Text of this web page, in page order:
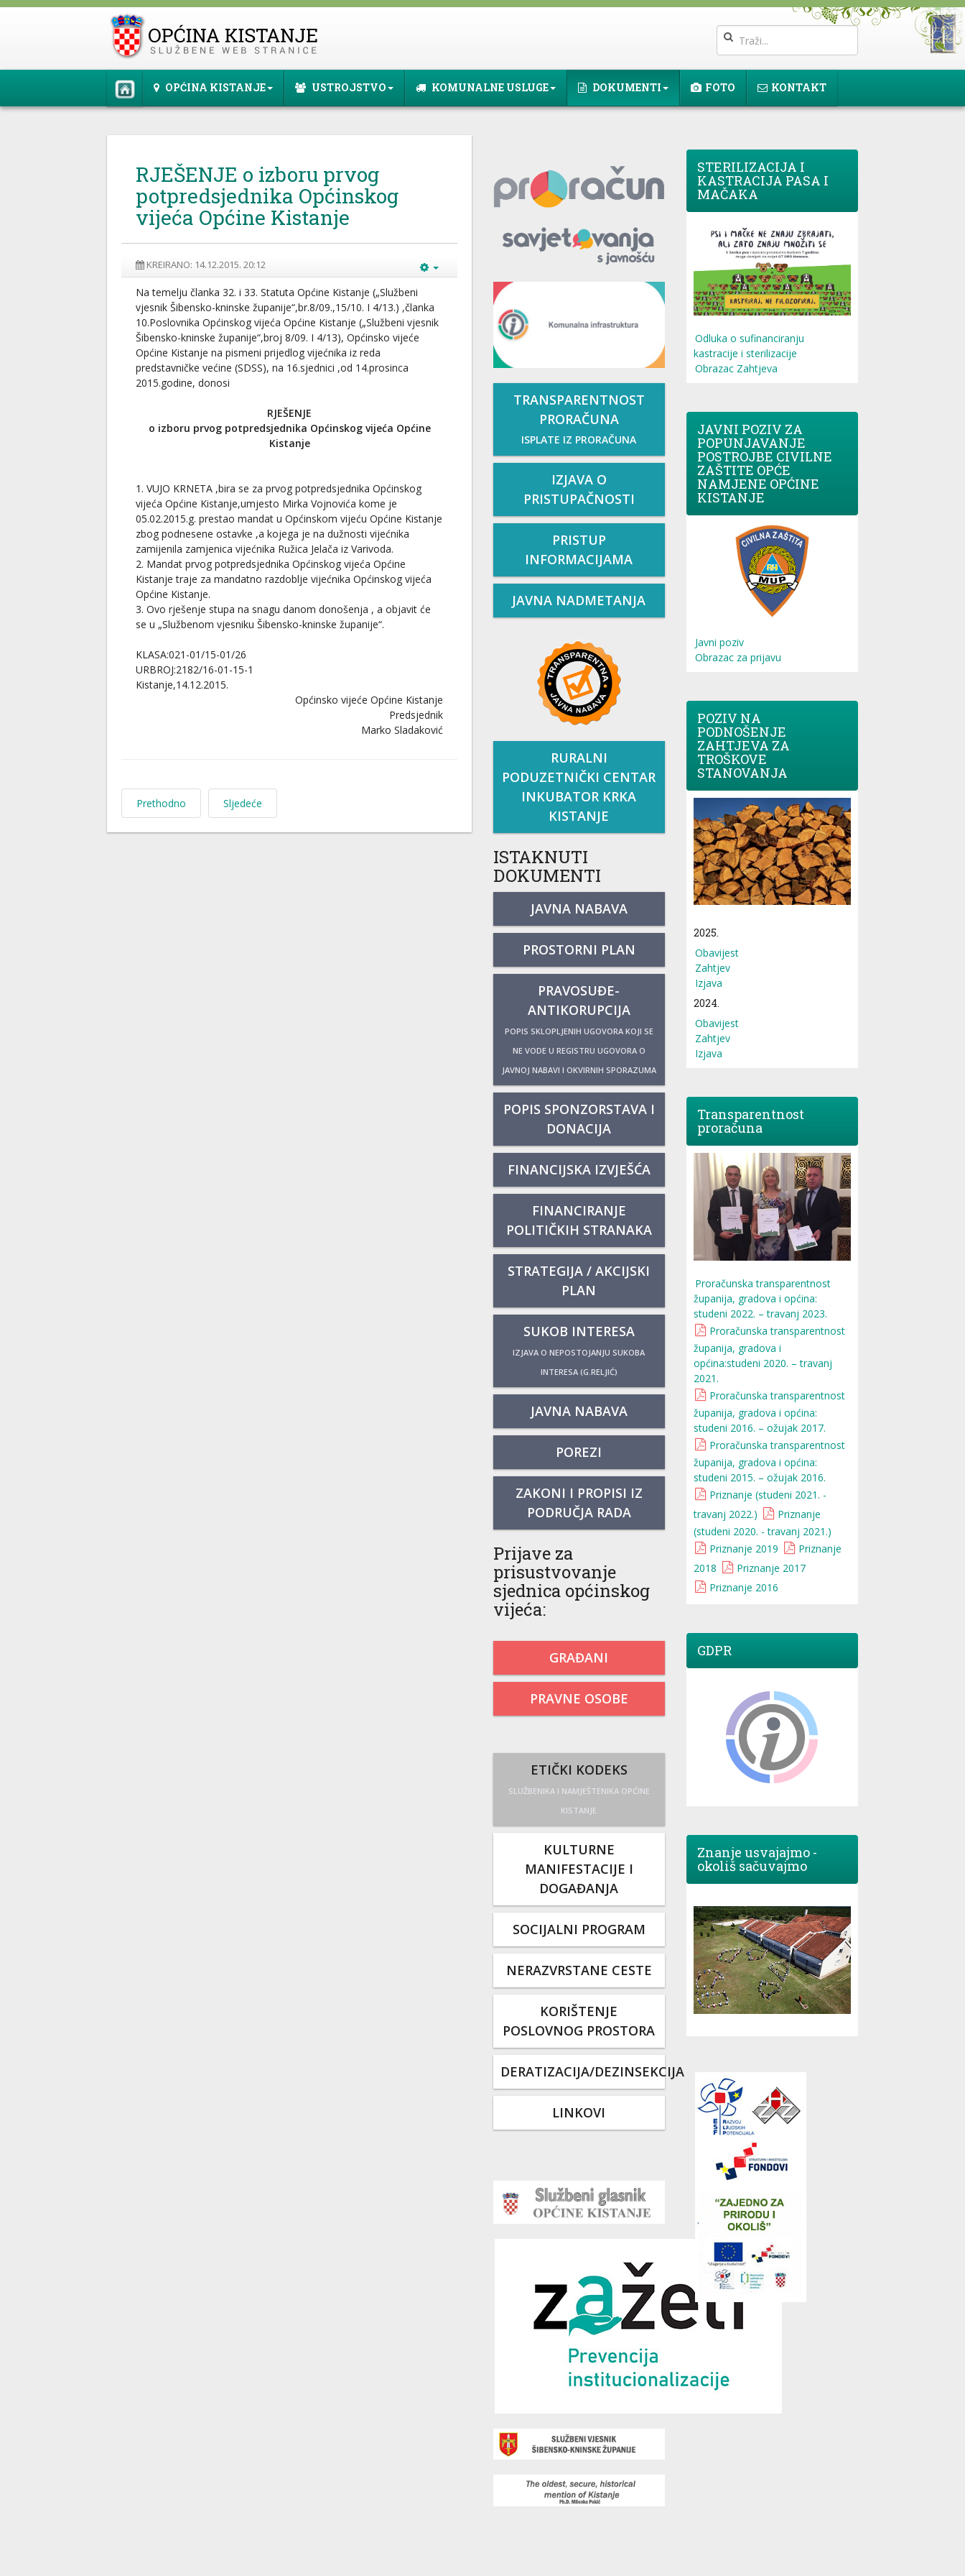
OPĆINA KISTANJE USTROJSTVO KOMUNALNE USLUGE DOKUMENTI FOTO KONTAKT
RJEŠENJE o izboru prvog
potpredsjednika Općinskog
vijeća Općine Kistanje
KREIRANO: 14.12.2015. 20:12
Na temelju članka 32. i 33. Statuta Općine Kistanje („Službeni
vjesnik Šibensko-kninske županije“,br.8/09.,15/10. I 4/13.) ,članka
10.Poslovnika Općinskog vijeća Općine Kistanje („Službeni vjesnik
Šibensko-kninske županije“,broj 8/09. I 4/13), Općinsko vijeće
Općine Kistanje na pismeni prijedlog vijećnika iz reda
predstavničke većine (SDSS), na 16.sjednici ,od 14.prosinca
2015.godine, donosi
RJEŠENJE
o izboru prvog potpredsjednika Općinskog vijeća Općine
Kistanje
1. VUJO KRNETA ,bira se za prvog potpredsjednika Općinskog
vijeća Općine Kistanje,umjesto Mirka Vojnovića kome je
05.02.2015.g. prestao mandat u Općinskom vijeću Općine Kistanje
zbog podnesene ostavke ,a kojega je na dužnosti vijećnika
zamijenila zamjenica vijećnika Ružica Jelača iz Varivoda.
2. Mandat prvog potpredsjednika Općinskog vijeća Općine
Kistanje traje za mandatno razdoblje vijećnika Općinskog vijeća
Općine Kistanje.
3. Ovo rješenje stupa na snagu danom donošenja , a objavit će
se u „Službenom vjesniku Šibensko-kninske županije“.
KLASA:021-01/15-01/26
URBROJ:2182/16-01-15-1
Kistanje,14.12.2015.
Općinsko vijeće Općine Kistanje
Predsjednik
Marko Sladaković
Prethodno Sljedeće
TRANSPARENTNOST
PRORAČUNA
ISPLATE IZ PRORAČUNA
IZJAVA O
PRISTUPAČNOSTI
PRISTUP
INFORMACIJAMA
JAVNA NADMETANJA
RURALNI
PODUZETNIČKI CENTAR
INKUBATOR KRKA
KISTANJE
ISTAKNUTI
DOKUMENTI
JAVNA NABAVA
PROSTORNI PLAN
PRAVOSUĐE-
ANTIKORUPCIJA
POPIS SKLOPLJENIH UGOVORA KOJI SE
NE VODE U REGISTRU UGOVORA O
JAVNOJ NABAVI I OKVIRNIH SPORAZUMA
POPIS SPONZORSTAVA I
DONACIJA
FINANCIJSKA IZVJEŠĆA
FINANCIRANJE
POLITIČKIH STRANAKA
STRATEGIJA / AKCIJSKI
PLAN
SUKOB INTERESA
IZJAVA O NEPOSTOJANJU SUKOBA
INTERESA (G.RELJIĆ)
JAVNA NABAVA
POREZI
ZAKONI I PROPISI IZ
PODRUČJA RADA
Prijave za
prisustvovanje
sjednica općinskog
vijeća:
GRAĐANI
PRAVNE OSOBE
ETIČKI KODEKS
SLUŽBENIKA I NAMJEŠTENIKA OPĆINE
KISTANJE
KULTURNE
MANIFESTACIJE I
DOGAĐANJA
SOCIJALNI PROGRAM
NERAZVRSTANE CESTE
KORIŠTENJE
POSLOVNOG PROSTORA
DERATIZACIJA/DEZINSEKCIJA
LINKOVI
STERILIZACIJA I
KASTRACIJA PASA I
MAČAKA
Odluka o sufinanciranju
kastracije i sterilizacije
Obrazac Zahtjeva
JAVNI POZIV ZA
POPUNJAVANJE
POSTROJBE CIVILNE
ZAŠTITE OPĆE
NAMJENE OPĆINE
KISTANJE
Javni poziv
Obrazac za prijavu
POZIV NA
PODNOŠENJE
ZAHTJEVA ZA
TROŠKOVE
STANOVANJA
2025.
Obavijest
Zahtjev
Izjava
2024.
Obavijest
Zahtjev
Izjava
Transparentnost
proračuna
Proračunska transparentnost
županija, gradova i općina:
studeni 2022. – travanj 2023.
Proračunska transparentnost
županija, gradova i
općina:studeni 2020. – travanj
2021.
Proračunska transparentnost
županija, gradova i općina:
studeni 2016. – ožujak 2017.
Proračunska transparentnost
županija, gradova i općina:
studeni 2015. – ožujak 2016.
Priznanje (studeni 2021. -
travanj 2022.)
Priznanje
(studeni 2020. - travanj 2021.)
Priznanje 2019
Priznanje
2018
Priznanje 2017
Priznanje 2016
GDPR
Znanje usvajajmo -
okoliš sačuvajmo